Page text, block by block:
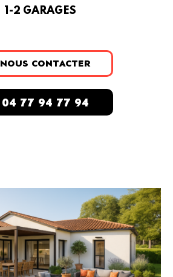
1-2 GARAGES
NOUS CONTACTER
04 77 94 77 94